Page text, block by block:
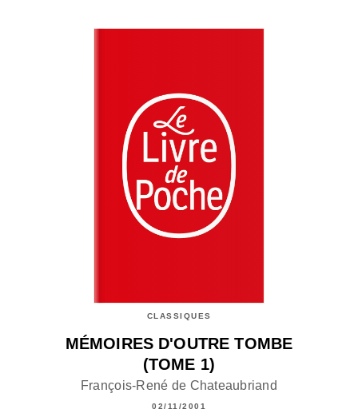
CLASSIQUES
MÉMOIRES D'OUTRE TOMBE
(TOME 1)
François-René de Chateaubriand
02/11/2001